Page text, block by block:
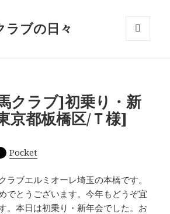
ラブの日々
クラブ]初乗り・新
京都板橋区/Ｔ様]
Pocket
ラブエルミオーレ埼玉の本橋です。
でとうございます。今年もどうぞ宜
。本日は初乗り・新年会でした。お